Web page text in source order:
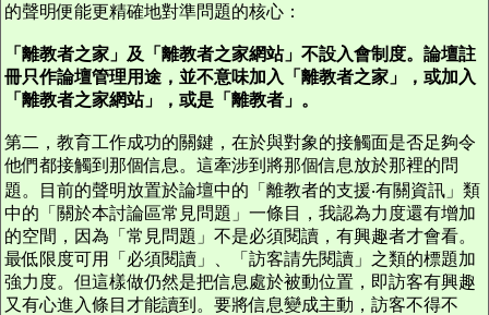
的聲明便能更精確地對準問題的核心：
「離教者之家」及「離教者之家網站」不設入會制度。論壇註
冊只作論壇管理用途，並不意味加入「離教者之家」，或加入
「離教者之家網站」，或是「離教者」。
第二，教育工作成功的關鍵，在於與對象的接觸面是否足夠令
他們都接觸到那個信息。這牽涉到將那個信息放於那裡的問
題。目前的聲明放置於論壇中的「離教者的支援‧有關資訊」類
中的「關於本討論區常見問題」一條目，我認為力度還有增加
的空間，因為「常見問題」不是必須閱讀，有興趣者才會看。
最低限度可用「必須閱讀」、「訪客請先閱讀」之類的標題加
強力度。但這樣做仍然是把信息處於被動位置，即訪客有興趣
又有心進入條目才能讀到。要將信息變成主動，訪客不得不